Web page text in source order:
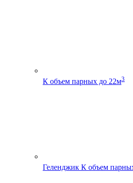
К объем парных до 22м3
Геленджик К объем